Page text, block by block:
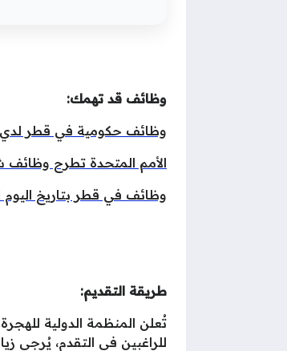
وظائف قد تهمك:
وظائف حكومية في قطر لدي
الأمم المتحدة تطرح
وظائف في قطر بتاريخ اليوم
طريقة التقديم:
للراغبين في التقدم، يُرجى